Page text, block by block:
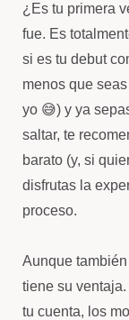
¿Es tu primera
fue. Es
si es tu debut
menos que
yo 😅) y ya
saltar, te
barato (y, si
disfrutas la
proceso.
Aunque
tiene su ventaja.
tu cuenta, los